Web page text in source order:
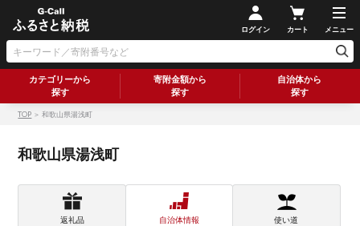
ログイン カート メニュー
カテゴリーから
探す
寄附金額から
探す
自治体から
探す
TOP ＞ 和歌山県湯浅町
和歌山県湯浅町
返礼品 自治体情報 使い道